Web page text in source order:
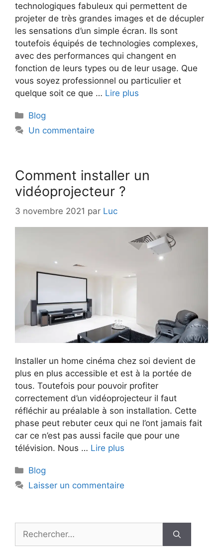
technologiques fabuleux qui permettent de
projeter de très grandes images et de décupler
les sensations d’un simple écran. Ils sont
toutefois équipés de technologies complexes,
avec des performances qui changent en
fonction de leurs types ou de leur usage. Que
vous soyez professionnel ou particulier et
quelque soit ce que … Lire plus
Catégories
Blog
Un commentaire
Comment installer un
vidéoprojecteur ?
3 novembre 2021 par Luc
Installer un home cinéma chez soi devient de
plus en plus accessible et est à la portée de
tous. Toutefois pour pouvoir profiter
correctement d’un vidéoprojecteur il faut
réfléchir au préalable à son installation. Cette
phase peut rebuter ceux qui ne l’ont jamais fait
car ce n’est pas aussi facile que pour une
télévision. Nous … Lire plus
Catégories
Blog
Laisser un commentaire
Rechercher :